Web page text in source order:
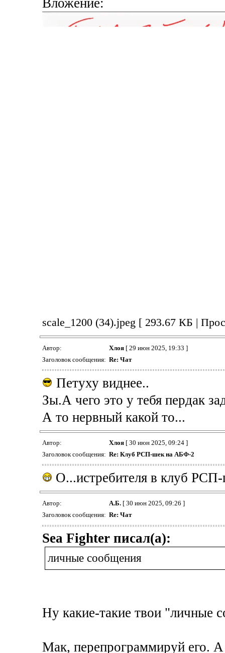
scale_1200 (34).jpeg [ 293.67 КБ |
Автор: Хлоя[ 29 июн 2025, 19:33 ]
Заголовок сообщения: Re: Чат
Петуху виднее..
Зы.А чего это у тебя пердак
А то нервный какой то...
Автор: Хлоя[ 30 июн 2025, 09:24 ]
Заголовок сообщения: Re: Клуб РСП-шек на АБФ-2
О...истребителя в клуб
Автор: А.Б.[ 30 июн 2025, 09:26 ]
Заголовок сообщения: Re: Чат
Sea Fighter писал(а):
личные сообщения
Ну какие-такие твои "личные
Мак, перепрограммируй его.